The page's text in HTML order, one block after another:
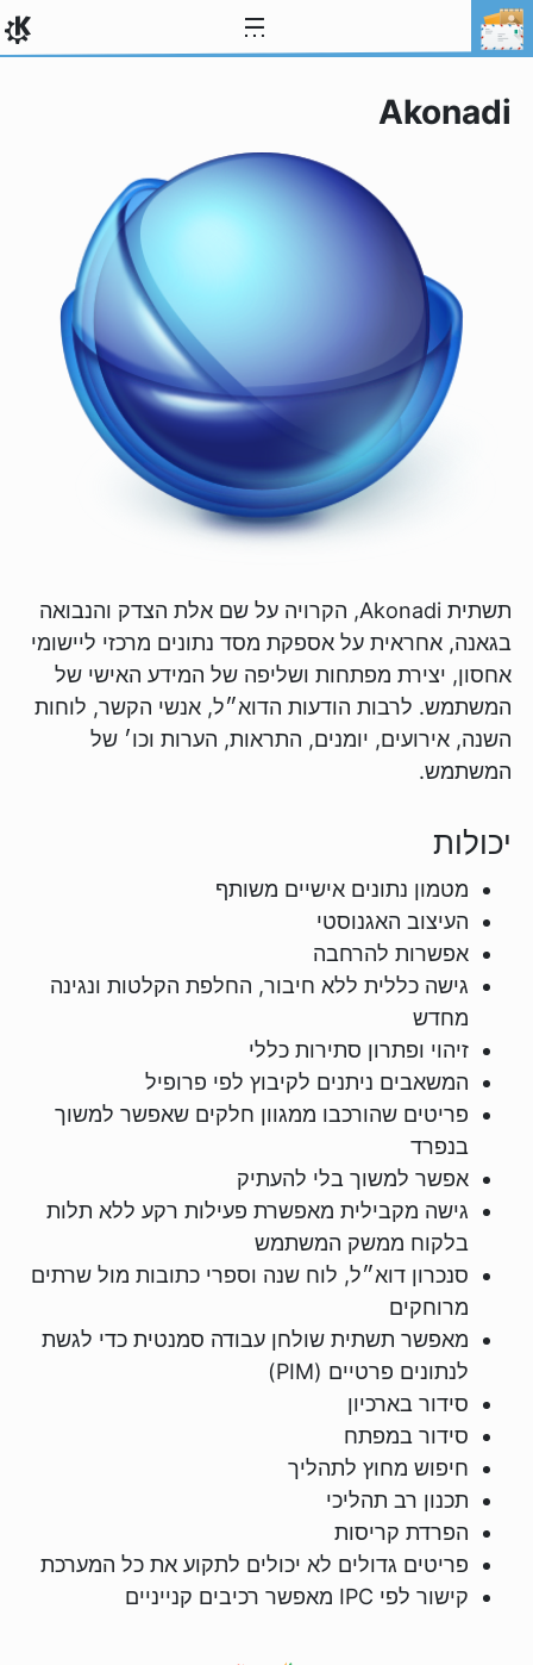
דילוג לתוכן
Akonadi
תשתית Akonadi, הקרויה על שם אלת הצדק והנבואה
בגאנה, אחראית על אספקת מסד נתונים מרכזי ליישומי
אחסון, יצירת מפתחות ושליפה של המידע האישי של
המשתמש. לרבות הודעות הדוא״ל, אנשי הקשר, לוחות
השנה, אירועים, יומנים, התראות, הערות וכו׳ של
המשתמש.
יכולות
מטמון נתונים אישיים משותף
העיצוב האגנוסטי
אפשרות להרחבה
גישה כללית ללא חיבור, החלפת הקלטות ונגינה
מחדש
זיהוי ופתרון סתירות כללי
המשאבים ניתנים לקיבוץ לפי פרופיל
פריטים שהורכבו ממגוון חלקים שאפשר למשוך
בנפרד
אפשר למשוך בלי להעתיק
גישה מקבילית מאפשרת פעילות רקע ללא תלות
בלקוח ממשק המשתמש
סנכרון דוא״ל, לוח שנה וספרי כתובות מול שרתים
מרוחקים
מאפשר תשתית שולחן עבודה סמנטית כדי לגשת
לנתונים פרטיים (PIM)
סידור בארכיון
סידור במפתח
חיפוש מחוץ לתהליך
תכנון רב תהליכי
הפרדת קריסות
פריטים גדולים לא יכולים לתקוע את כל המערכת
קישור לפי IPC מאפשר רכיבים קנייניים